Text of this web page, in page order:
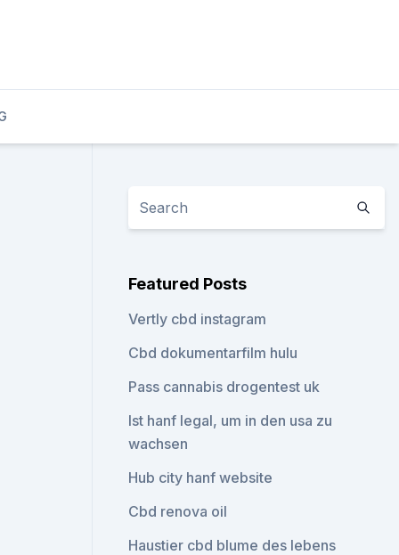
Featured Posts
Vertly cbd instagram
Cbd dokumentarfilm hulu
Pass cannabis drogentest uk
Ist hanf legal, um in den usa zu
wachsen
Hub city hanf website
Cbd renova oil
Haustier cbd blume des lebens